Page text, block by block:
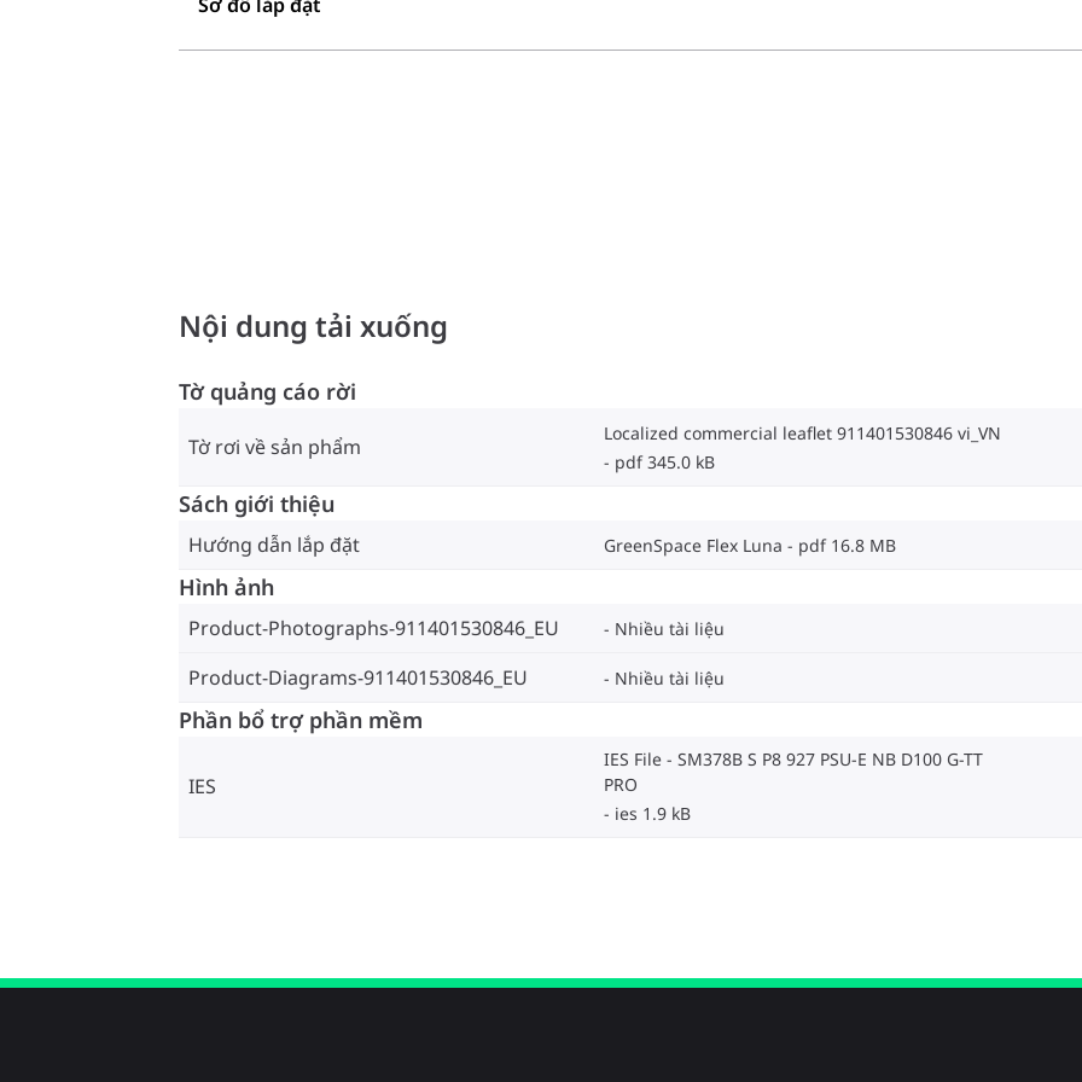
Nội dung tải xuống
Tờ quảng cáo rời
Tờ rơi về sản phẩm
Localized commercial leaflet 911401530846 vi_VN
pdf 345.0 kB
Sách giới thiệu
Hướng dẫn lắp đặt GreenSpace Flex Luna pdf 16.8 MB
Hình ảnh
Product-Photographs-911401530846_EU Nhiều tài liệu
Product-Diagrams-911401530846_EU Nhiều tài liệu
Phần bổ trợ phần mềm
IES
IES File - SM378B S P8 927 PSU-E NB D100 G-TT
PRO
ies 1.9 kB